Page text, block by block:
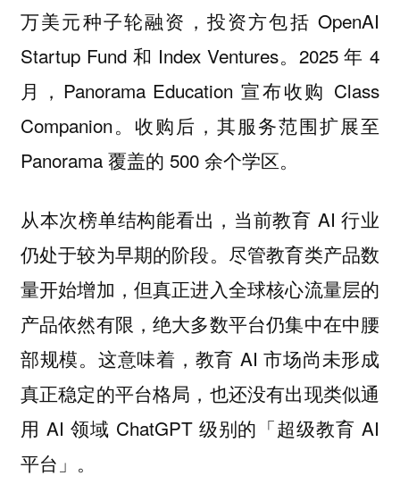
万美元种子轮融资，投资方包括 OpenAI
Startup Fund 和 Index Ventures。2025 年 4
月，Panorama Education 宣布收购 Class
Companion。收购后，其服务范围扩展至
Panorama 覆盖的 500 余个学区。
从本次榜单结构能看出，当前教育 AI 行业
仍处于较为早期的阶段。尽管教育类产品数
量开始增加，但真正进入全球核心流量层的
产品依然有限，绝大多数平台仍集中在中腰
部规模。这意味着，教育 AI 市场尚未形成
真正稳定的平台格局，也还没有出现类似通
用 AI 领域 ChatGPT 级别的「超级教育 AI
平台」。